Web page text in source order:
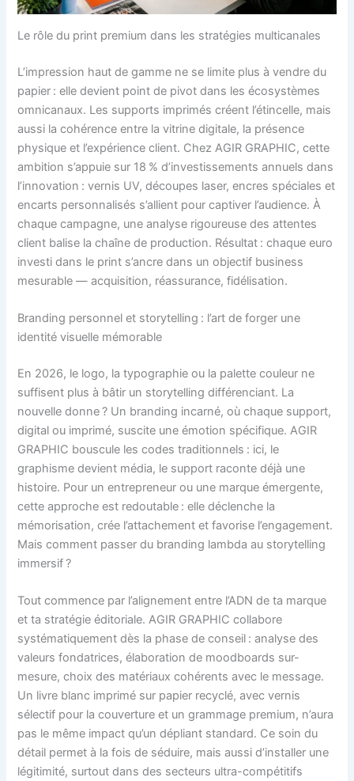
Le rôle du print premium dans les stratégies multicanales
L’impression haut de gamme ne se limite plus à vendre du
papier : elle devient point de pivot dans les écosystèmes
omnicanaux. Les supports imprimés créent l’étincelle, mais
aussi la cohérence entre la vitrine digitale, la présence
physique et l’expérience client. Chez AGIR GRAPHIC, cette
ambition s’appuie sur 18 % d’investissements annuels dans
l’innovation : vernis UV, découpes laser, encres spéciales et
encarts personnalisés s’allient pour captiver l’audience. À
chaque campagne, une analyse rigoureuse des attentes
client balise la chaîne de production. Résultat : chaque euro
investi dans le print s’ancre dans un objectif business
mesurable — acquisition, réassurance, fidélisation.
Branding personnel et storytelling : l’art de forger une
identité visuelle mémorable
En 2026, le logo, la typographie ou la palette couleur ne
suffisent plus à bâtir un storytelling différenciant. La
nouvelle donne ? Un branding incarné, où chaque support,
digital ou imprimé, suscite une émotion spécifique. AGIR
GRAPHIC bouscule les codes traditionnels : ici, le
graphisme devient média, le support raconte déjà une
histoire. Pour un entrepreneur ou une marque émergente,
cette approche est redoutable : elle déclenche la
mémorisation, crée l’attachement et favorise l’engagement.
Mais comment passer du branding lambda au storytelling
immersif ?
Tout commence par l’alignement entre l’ADN de ta marque
et ta stratégie éditoriale. AGIR GRAPHIC collabore
systématiquement dès la phase de conseil : analyse des
valeurs fondatrices, élaboration de moodboards sur-
mesure, choix des matériaux cohérents avec le message.
Un livre blanc imprimé sur papier recyclé, avec vernis
sélectif pour la couverture et un grammage premium, n’aura
pas le même impact qu’un dépliant standard. Ce soin du
détail permet à la fois de séduire, mais aussi d’installer une
légitimité, surtout dans des secteurs ultra-compétitifs